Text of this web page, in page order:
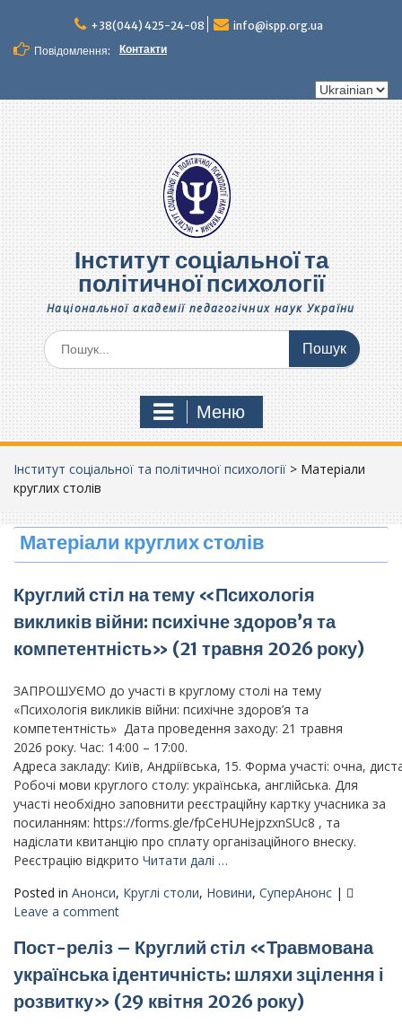
вмісту
+38(044) 425-24-08
info@ispp.org.ua
Повідомлення:
Контакти
Вибрати
Інститут соціальної та
політичної психології
Національної академії педагогічних наук України
Шукати:
Меню
Інститут соціальної та політичної психології > Матеріали
круглих столів
Матеріали круглих столів
Круглий стіл на тему «Психологія
викликів війни: психічне здоров’я та
компетентність» (21 травня 2026 року)
ЗАПРОШУЄМО до участі в круглому столі на тему
«Психологія викликів війни: психічне здоров’я та
компетентність» Дата проведення заходу: 21 травня
2026 року. Час: 14:00 – 17:00.
Адреса закладу: Київ, Андріївська, 15. Форма участі: очна,
Робочі мови круглого столу: українська, англійська. Для
участі необхідно заповнити реєстраційну картку учасника за
посиланням: https://forms.gle/fpCeHUHejpzxnSUc8 , та
надіслати квитанцію про сплату організаційного внеску.
Реєстрацію відкрито Читати далі …
Posted in Анонси, Круглі столи, Новини, СуперАнонс |
Leave a comment
Пост-реліз – Круглий стіл «Травмована
українська ідентичність: шляхи зцілення і
розвитку» (29 квітня 2026 року)